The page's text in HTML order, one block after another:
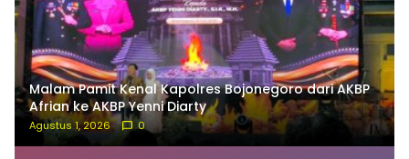
Malam Pamit Kenal Kapolres Bojonegoro dari AKBP
Afrian ke AKBP Yenni Diarty
Agustus 1, 2026 0